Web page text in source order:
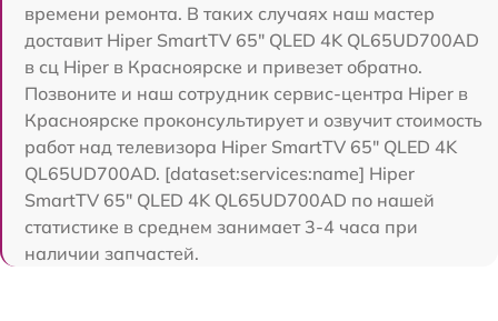
времени ремонта. В таких случаях наш мастер
доставит Hiper SmartTV 65" QLED 4K QL65UD700AD
в сц Hiper в Красноярске и привезет обратно.
Позвоните и наш сотрудник сервис-центра Hiper в
Красноярске проконсультирует и озвучит стоимость
работ над телевизора Hiper SmartTV 65" QLED 4K
QL65UD700AD. [dataset:services:name] Hiper
SmartTV 65" QLED 4K QL65UD700AD по нашей
статистике в среднем занимает 3-4 часа при
наличии запчастей.